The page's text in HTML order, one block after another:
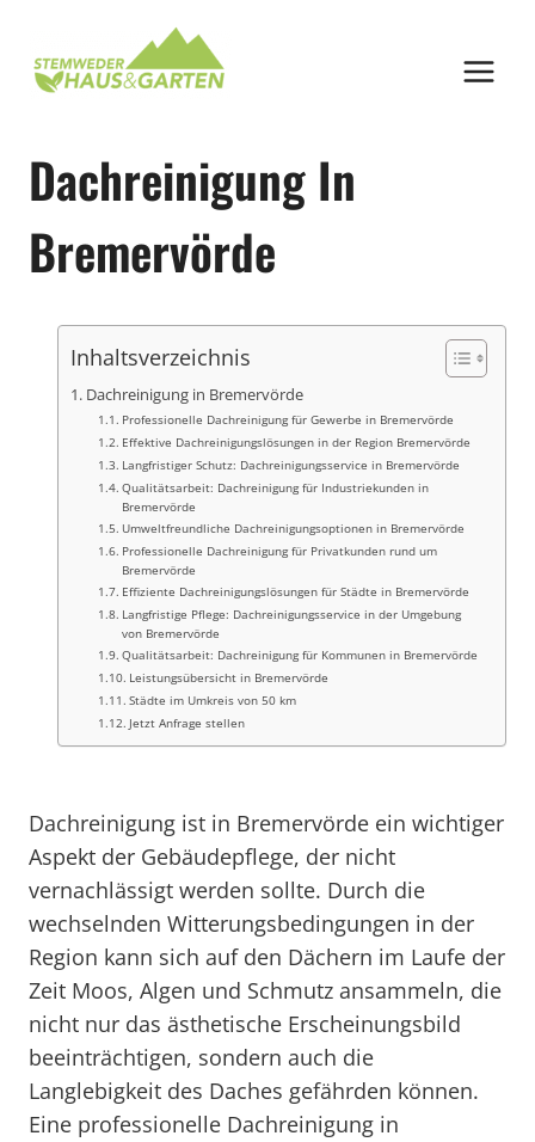
springen
Dachreinigung In
Bremervörde
Inhaltsverzeichnis
Dachreinigung in Bremervörde
Professionelle Dachreinigung für Gewerbe in Bremervörde
Effektive Dachreinigungslösungen in der Region Bremervörde
Langfristiger Schutz: Dachreinigungsservice in Bremervörde
Qualitätsarbeit: Dachreinigung für Industriekunden in
Bremervörde
Umweltfreundliche Dachreinigungsoptionen in Bremervörde
Professionelle Dachreinigung für Privatkunden rund um
Bremervörde
Effiziente Dachreinigungslösungen für Städte in Bremervörde
Langfristige Pflege: Dachreinigungsservice in der Umgebung
von Bremervörde
Qualitätsarbeit: Dachreinigung für Kommunen in Bremervörde
Leistungsübersicht in Bremervörde
Städte im Umkreis von 50 km
Jetzt Anfrage stellen
Dachreinigung ist in Bremervörde ein wichtiger
Aspekt der Gebäudepflege, der nicht
vernachlässigt werden sollte. Durch die
wechselnden Witterungsbedingungen in der
Region kann sich auf den Dächern im Laufe der
Zeit Moos, Algen und Schmutz ansammeln, die
nicht nur das ästhetische Erscheinungsbild
beeinträchtigen, sondern auch die
Langlebigkeit des Daches gefährden können.
Eine professionelle Dachreinigung in